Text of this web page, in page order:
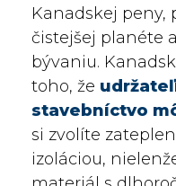
Kanadskej peny,
čistejšej planéte
bývaniu.
toho, že
stavebníctvo
si zvolíte
izoláciou,